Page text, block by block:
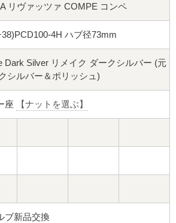
ト
ット
ト
リヴァッツァ COMPE コンペ
4H ハブ径73mm
Dark Silver リメイク ダークシルバー (元
シルバー＆ポリッシュ)
座 【ナットを選ぶ】
ブ新品交換